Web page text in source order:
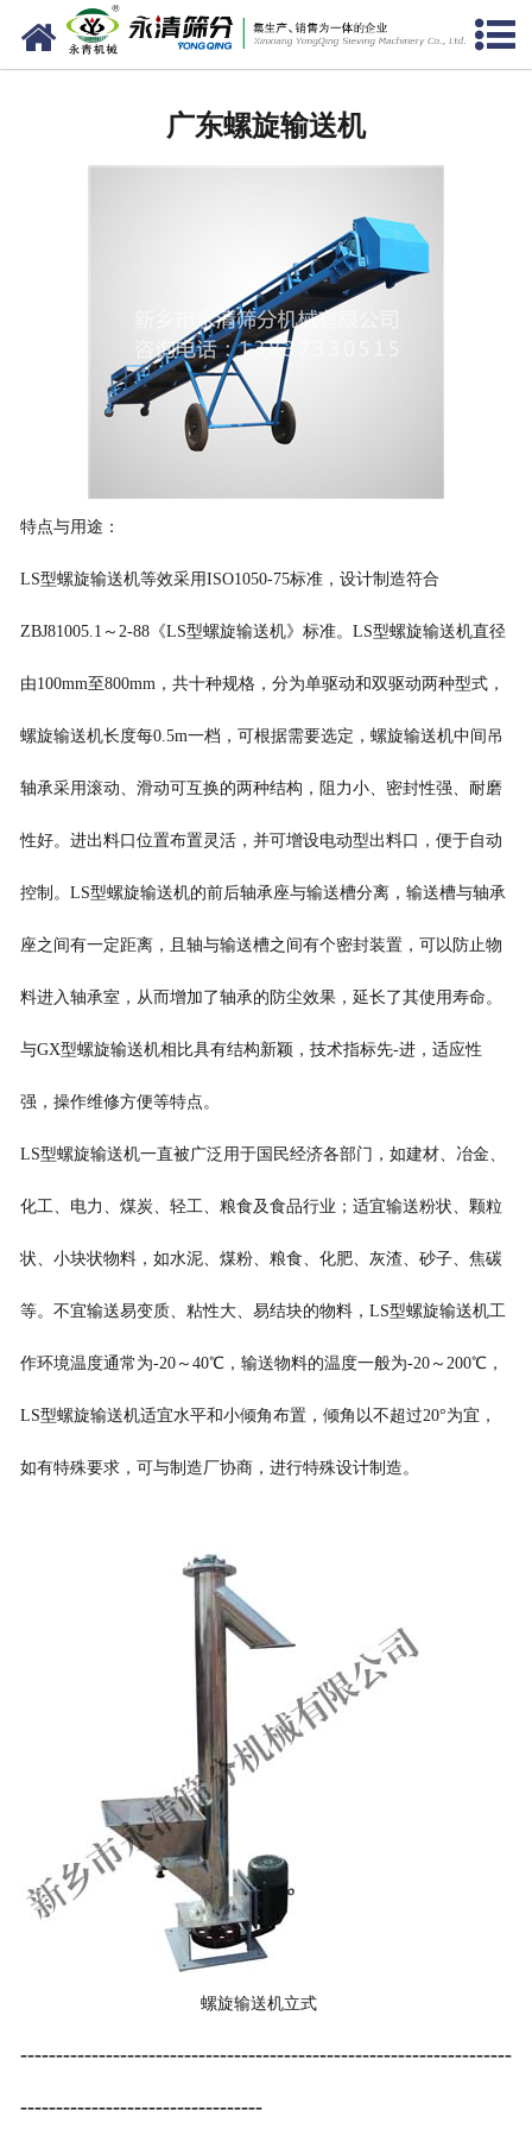
网站首页
广东振动电机
广东输送设备
广东振动平台
广东仓壁振动器
广东螺旋输送机
特点与用途：
LS型螺旋输送机等效采用ISO1050-75标准，设计制造符合
ZBJ81005.1～2-88《LS型螺旋输送机》标准。LS型螺旋输送机直径
由100mm至800mm，共十种规格，分为单驱动和双驱动两种型式，
螺旋输送机长度每0.5m一档，可根据需要选定，螺旋输送机中间吊
轴承采用滚动、滑动可互换的两种结构，阻力小、密封性强、耐磨
性好。进出料口位置布置灵活，并可增设电动型出料口，便于自动
控制。LS型螺旋输送机的前后轴承座与输送槽分离，输送槽与轴承
座之间有一定距离，且轴与输送槽之间有个密封装置，可以防止物
料进入轴承室，从而增加了轴承的防尘效果，延长了其使用寿命。
与GX型螺旋输送机相比具有结构新颖，技术指标先-进，适应性
强，操作维修方便等特点。
LS型螺旋输送机一直被广泛用于国民经济各部门，如建材、冶金、
化工、电力、煤炭、轻工、粮食及食品行业；适宜输送粉状、颗粒
状、小块状物料，如水泥、煤粉、粮食、化肥、灰渣、砂子、焦碳
等。不宜输送易变质、粘性大、易结块的物料，LS型螺旋输送机工
作环境温度通常为-20～40℃，输送物料的温度一般为-20～200℃，
LS型螺旋输送机适宜水平和小倾角布置，倾角以不超过20°为宜，
如有特殊要求，可与制造厂协商，进行特殊设计制造。
螺旋输送机立式
---------------------------------------------------------------------
----------------------------------